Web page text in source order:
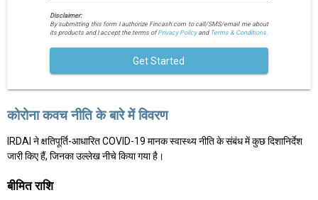
Disclaimer:
By submitting this form I authorize Fincash.com to call/SMS/email me about
its products and I accept the terms ofPrivacy Policyand Terms & Conditions.
Get Started
कोरोना कवच नीति के बारे में विवरण
IRDAI ने क्षतिपूर्ति-आधारित COVID-19 मानक स्वास्थ्य नीति के संबंध में कुछ दिशानिर्देश
जारी किए हैं, जिनका उल्लेख नीचे किया गया है।
बीमित राशि